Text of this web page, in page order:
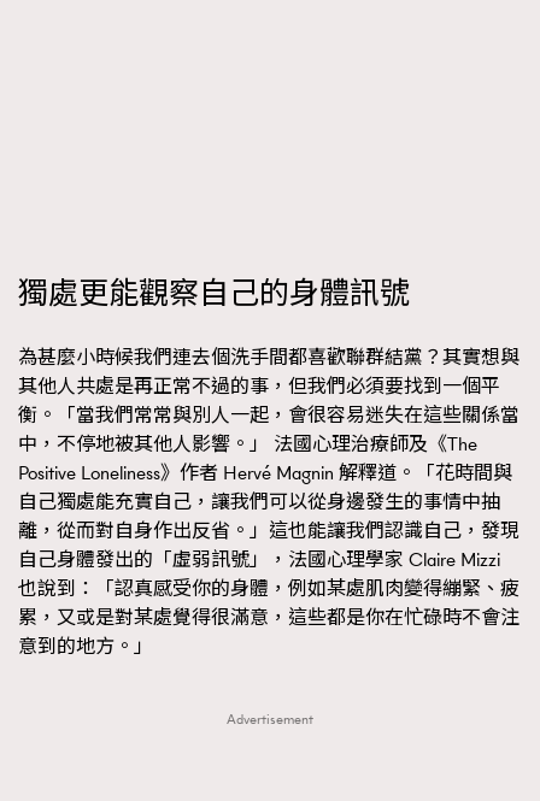
本人願意接收新傳媒集團的最新消息及其他宣傳資訊，本人同意
新傳媒集團使用本人的個人資料於任何推廣用途。
About us Collaboration Opportunity Disclaimer
Privacy
New Media Group | Madame Figaro editions: France | Greece
| Japan | Portugal | Spain
獨處更能觀察自己的身體訊號
為甚麼小時候我們連去個洗手間都喜歡聯群結黨？其實想與
其他人共處是再正常不過的事，但我們必須要找到一個平
衡。「當我們常常與別人一起，會很容易迷失在這些關係當
中，不停地被其他人影響。」 法國心理治療師及《The
Positive Loneliness》作者 Hervé Magnin 解釋道。「花時間與
自己獨處能充實自己，讓我們可以從身邊發生的事情中抽
離，從而對自身作出反省。」這也能讓我們認識自己，發現
自己身體發出的「虛弱訊號」，法國心理學家 Claire Mizzi
也說到：「認真感受你的身體，例如某處肌肉變得繃緊、疲
累，又或是對某處覺得很滿意，這些都是你在忙碌時不會注
意到的地方。」
Advertisement